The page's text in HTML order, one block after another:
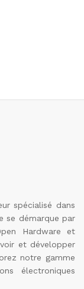
spécialisé dans
se démarque par
Hardware et
et développer
notre gamme
électroniques